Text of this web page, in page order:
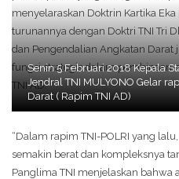
menyelaraskan Doktrin Kartika
turunannya dengan Doktri TNI Tri
dan Pengendalian Angkatan Darat
fungsi strategis dalam pembinaan
TNI AD.
Senin 5 Februari 2018 Kepala
Jendral TNI MULYONO Gelar
Darat ( Rapim TNI AD)
“Dalam rapim TNI-POLRI yang
semakin berat dan kompleksnya
Panglima TNI menjelaskan bahwa